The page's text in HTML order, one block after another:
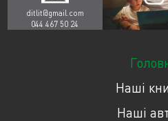
ditlit@gmail.com
044 467 50 24
Наші
Наші